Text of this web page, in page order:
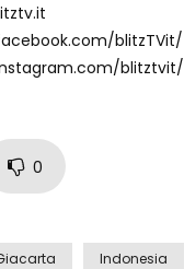
blitzTVit/
blitztvit/
0
Indonesia